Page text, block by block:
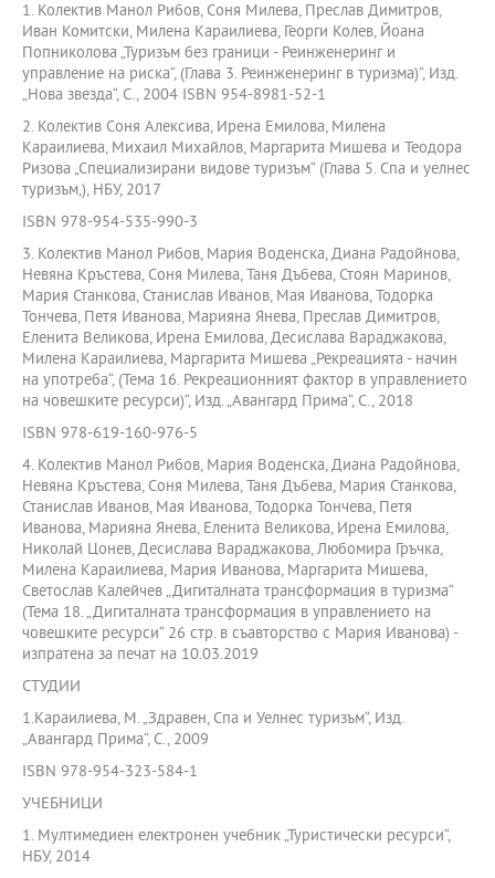
1. Колектив Манол Рибов, Соня Милева, Преслав Димитров,
Иван Комитски, Милена Караилиева, Георги Колев, Йоана
Попниколова „Туризъм без граници - Реинженеринг и
управление на риска“, (Глава 3. Реинженеринг в туризма)“, Изд.
„Нова звезда“, С., 2004 ISBN 954-8981-52-1
2. Колектив Соня Алексива, Ирена Емилова, Милена
Караилиева, Михаил Михайлов, Маргарита Мишева и Теодора
Ризова „Специализирани видове туризъм“ (Глава 5. Спа и уелнес
туризъм,), НБУ, 2017
ISBN 978-954-535-990-3
3. Колектив Манол Рибов, Мария Воденска, Диана Радойнова,
Невяна Кръстева, Соня Милева, Таня Дъбева, Стоян Маринов,
Мария Станкова, Станислав Иванов, Мая Иванова, Тодорка
Тончева, Петя Иванова, Марияна Янева, Преслав Димитров,
Еленита Великова, Ирена Емилова, Десислава Вараджакова,
Милена Караилиева, Маргарита Мишева „Рекреацията - начин
на употреба“, (Тема 16. Рекреационният фактор в управлението
на човешките ресурси)“, Изд. „Авангард Прима“, С., 2018
ISBN 978-619-160-976-5
4. Колектив Манол Рибов, Мария Воденска, Диана Радойнова,
Невяна Кръстева, Соня Милева, Таня Дъбева, Мария Станкова,
Станислав Иванов, Мая Иванова, Тодорка Тончева, Петя
Иванова, Марияна Янева, Еленита Великова, Ирена Емилова,
Николай Цонев, Десислава Вараджакова, Любомира Гръчка,
Милена Караилиева, Мария Иванова, Маргарита Мишева,
Светослав Калейчев „Дигиталната трансформация в туризма“
(Тема 18. „Дигиталната трансформация в управлението на
човешките ресурси“ 26 стр. в съавторство с Мария Иванова) -
изпратена за печат на 10.03.2019
СТУДИИ
1.Караилиева, М. „Здравен, Спа и Уелнес туризъм“, Изд.
„Авангард Прима“, С., 2009
ISBN 978-954-323-584-1
УЧЕБНИЦИ
1. Мултимедиен електронен учебник „Туристически ресурси“,
НБУ, 2014